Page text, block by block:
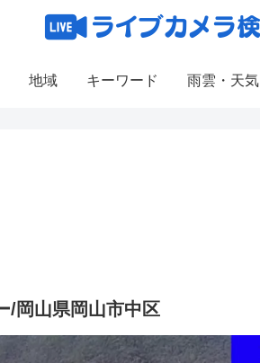
地域 キーワード 雨雲・天気
/岡山県岡山市中区